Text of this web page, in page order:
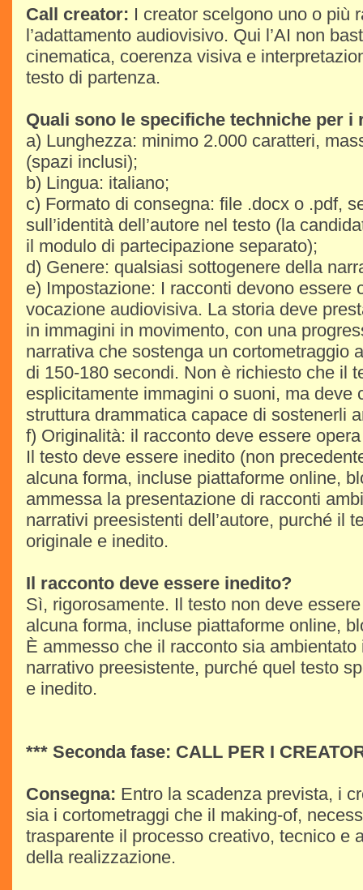
Call creator: I creator scelgono uno o più
l’adattamento audiovisivo. Qui l’AI non
cinematica, coerenza visiva e
testo di partenza.
Quali sono le specifiche techniche per i
a) Lunghezza: minimo 2.000 caratteri,
(spazi inclusi);
b) Lingua: italiano;
c) Formato di consegna: file .docx o .pdf,
sull’identità dell’autore nel testo (la
il modulo di partecipazione separato);
d) Genere: qualsiasi sottogenere della
e) Impostazione: I racconti devono essere
vocazione audiovisiva. La storia deve
in immagini in movimento, con una
narrativa che sostenga un cortometraggio
di 150-180 secondi. Non è richiesto che il
esplicitamente immagini o suoni, ma deve
struttura drammatica capace di sostenerli
f) Originalità: il racconto deve essere
Il testo deve essere inedito (non
alcuna forma, incluse piattaforme online,
ammessa la presentazione di racconti
narrativi preesistenti dell’autore, purché il
originale e inedito.
Il racconto deve essere inedito?
Sì, rigorosamente. Il testo non deve
alcuna forma, incluse piattaforme online,
È ammesso che il racconto sia
narrativo preesistente, purché quel testo
e inedito.
*** Seconda fase: CALL PER I
Consegna: Entro la scadenza prevista, i
sia i cortometraggi che il making-of,
trasparente il processo creativo, tecnico e
della realizzazione.